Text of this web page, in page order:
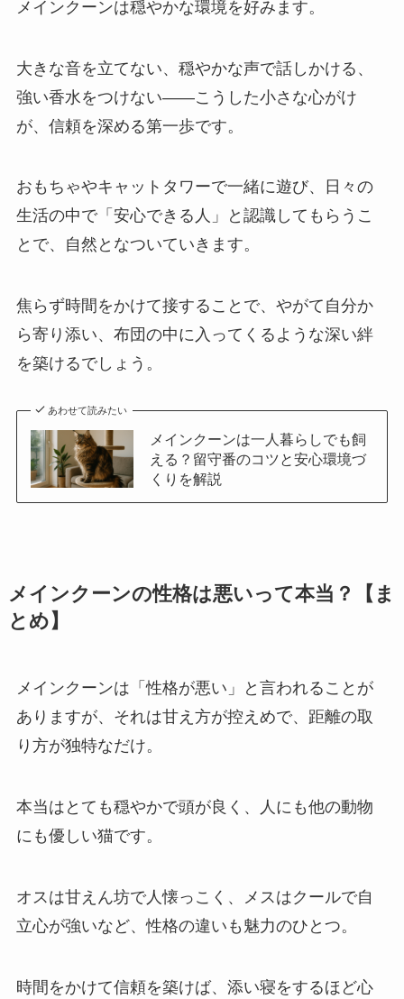
メインクーンは穏やかな環境を好みます。
大きな音を立てない、穏やかな声で話しかける、
強い香水をつけない——こうした小さな心がけ
が、信頼を深める第一歩です。
おもちゃやキャットタワーで一緒に遊び、日々の
生活の中で「安心できる人」と認識してもらうこ
とで、自然となついていきます。
焦らず時間をかけて接することで、やがて自分か
ら寄り添い、布団の中に入ってくるような深い絆
を築けるでしょう。
あわせて読みたい
メインクーンは一人暮らしでも飼
える？留守番のコツと安心環境づ
くりを解説
メインクーンの性格は悪いって本当？【ま
とめ】
メインクーンは「性格が悪い」と言われることが
ありますが、それは甘え方が控えめで、距離の取
り方が独特なだけ。
本当はとても穏やかで頭が良く、人にも他の動物
にも優しい猫です。
オスは甘えん坊で人懐っこく、メスはクールで自
立心が強いなど、性格の違いも魅力のひとつ。
時間をかけて信頼を築けば、添い寝をするほど心